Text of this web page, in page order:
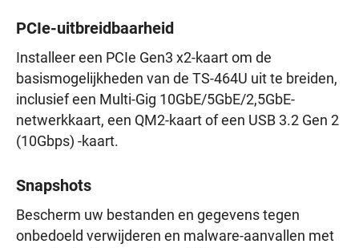
PCIe-uitbreidbaarheid
Installeer een PCIe Gen3 x2-kaart om de
basismogelijkheden van de TS-464U uit te breiden,
inclusief een Multi-Gig 10GbE/5GbE/2,5GbE-
netwerkkaart, een QM2-kaart of een USB 3.2 Gen 2
(10Gbps) -kaart.
Snapshots
Bescherm uw bestanden en gegevens tegen
onbedoeld verwijderen en malware-aanvallen met